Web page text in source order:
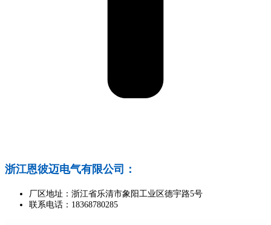
浙江恩彼迈电气有限公司：
厂区地址：浙江省乐清市象阳工业区德宇路5号
联系电话：18368780285